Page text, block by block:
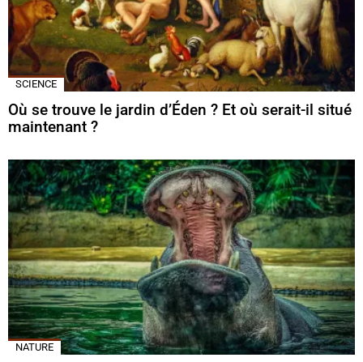
SCIENCE
Où se trouve le jardin d’Éden ? Et où serait-il situé
maintenant ?
NATURE